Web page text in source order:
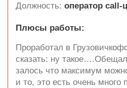
Должность: оператор call-
Плюсы работы:
Проработал в
сказать: ну
залось что максимум
и то, это есть очень много